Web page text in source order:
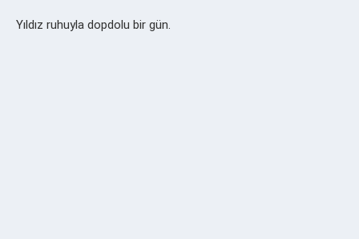
Yıldız ruhuyla dopdolu bir gün.